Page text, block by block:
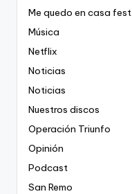
Me quedo en casa fest
Música
Netflix
Noticias
Noticias
Nuestros discos
Operación Triunfo
Opinión
Podcast
San Remo